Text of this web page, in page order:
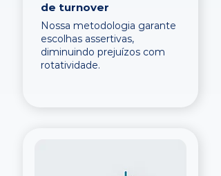
de turnover
Nossa metodologia garante
escolhas assertivas,
diminuindo prejuízos com
rotatividade.